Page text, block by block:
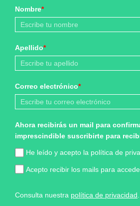
Nombre*
Apellido*
Correo electrónico*
Ahora recibirás un mail para
imprescindible suscribirte para
He leído y acepto la política de
Acepto recibir los mails para
Consulta nuestra política de privacidad.